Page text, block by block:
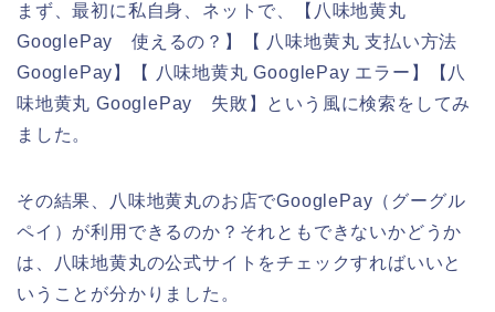
まず、最初に私自身、ネットで、【八味地黄丸
GooglePay 使えるの？】【 八味地黄丸 支払い方法
GooglePay】【 八味地黄丸 GooglePay エラー】【八
味地黄丸 GooglePay 失敗】という風に検索をしてみ
ました。
その結果、八味地黄丸のお店でGooglePay（グーグル
ペイ）が利用できるのか？それともできないかどうか
は、八味地黄丸の公式サイトをチェックすればいいと
いうことが分かりました。